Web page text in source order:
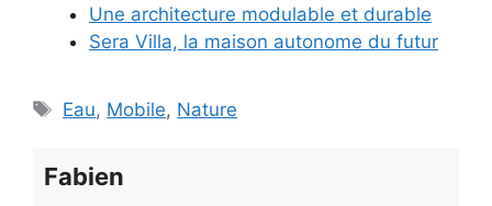
Une architecture modulable et durable
Sera Villa, la maison autonome du futur
Étiquettes
Eau, Mobile, Nature
Fabien